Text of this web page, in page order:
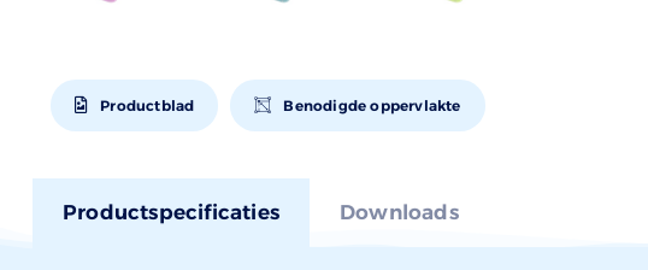
Productblad Benodigde oppervlakte
Productspecificaties Downloads